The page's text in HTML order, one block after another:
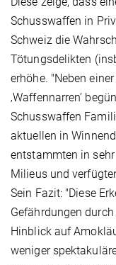
Schusswaffen in
Schweiz die
Tötungsdelikten
erhöhe. "Neben
‚Waffennarren’
Schusswaffen
aktuellen in
entstammten in
Milieus und
Sein Fazit: "Diese
Gefährdungen
Hinblick auf
weniger